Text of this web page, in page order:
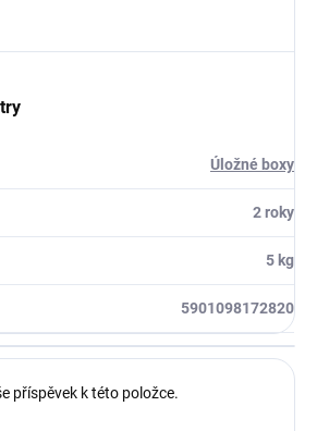
Úložné boxy
2 roky
5 kg
5901098172820
příspěvek k této položce.